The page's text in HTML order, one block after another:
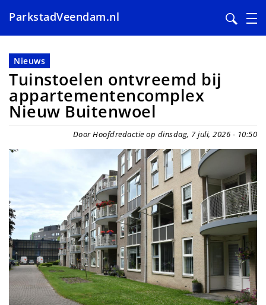
en
naar
inhoud
gaan
ParkstadVeendam.nl
Nieuws
Tuinstoelen ontvreemd bij
appartementencomplex
Nieuw Buitenwoel
Door Hoofdredactie op dinsdag, 7 juli, 2026 - 10:50